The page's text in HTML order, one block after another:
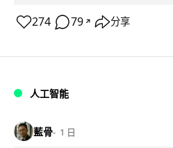
274 79 ↗ 分享
人工智能
藍骨 1 日